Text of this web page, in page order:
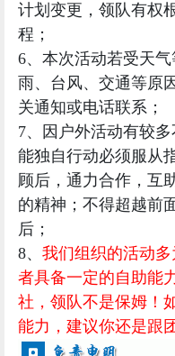
计划变更，领队有权
程；
6、本次活动若受天
雨、台风、交通等原
关通知或电话联系；
7、因户外活动有较
能独自行动必须服从
顾后，通力合作，互
的精神；不得超越前
后；
8、 我们组织的活动
者具备一定的自助能
社，领队不是保姆！
能力，建议你还是跟